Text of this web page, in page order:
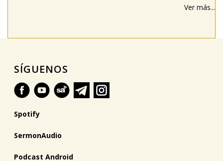
Ver más...
SÍGUENOS
Spotify
SermonAudio
Podcast Android